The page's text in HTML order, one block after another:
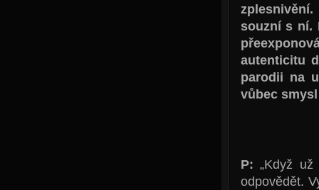
souzní s ní.
autenticitu
parodii na
vůbec
P:„Když
odpovědět.